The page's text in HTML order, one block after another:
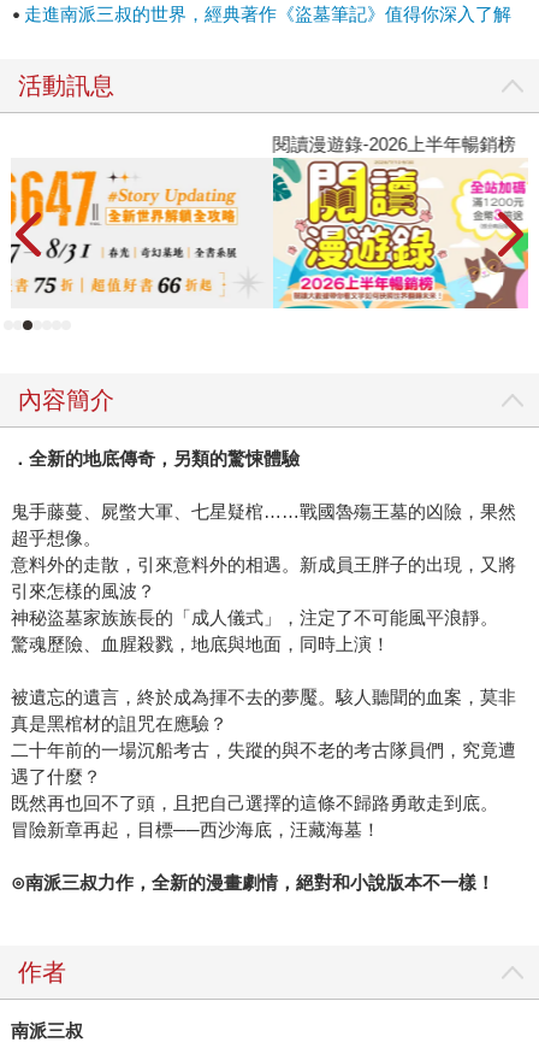
走進南派三叔的世界，經典著作《盜墓筆記》值得你深入了解
活動訊息
閱讀漫遊錄-2026上半年暢銷榜
內容簡介
．全新的地底傳奇，另類的驚悚體驗
鬼手藤蔓、屍蟞大軍、七星疑棺……戰國魯殤王墓的凶險，果然
超乎想像。
意料外的走散，引來意料外的相遇。新成員王胖子的出現，又將
引來怎樣的風波？
神秘盜墓家族族長的「成人儀式」，注定了不可能風平浪靜。
驚魂歷險、血腥殺戮，地底與地面，同時上演！
被遺忘的遺言，終於成為揮不去的夢魘。駭人聽聞的血案，莫非
真是黑棺材的詛咒在應驗？
二十年前的一場沉船考古，失蹤的與不老的考古隊員們，究竟遭
遇了什麼？
既然再也回不了頭，且把自己選擇的這條不歸路勇敢走到底。
冒險新章再起，目標──西沙海底，汪藏海墓！
⊙南派三叔力作，全新的漫畫劇情，絕對和小說版本不一樣！
作者
南派三叔